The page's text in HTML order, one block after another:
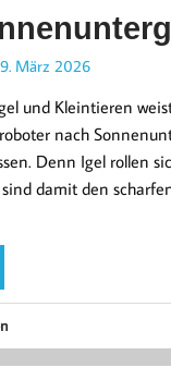
März 2026
und Kleintieren
nach
Denn Igel rollen
damit den